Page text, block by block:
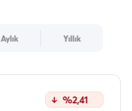
Aylık Yıllık
%2,41